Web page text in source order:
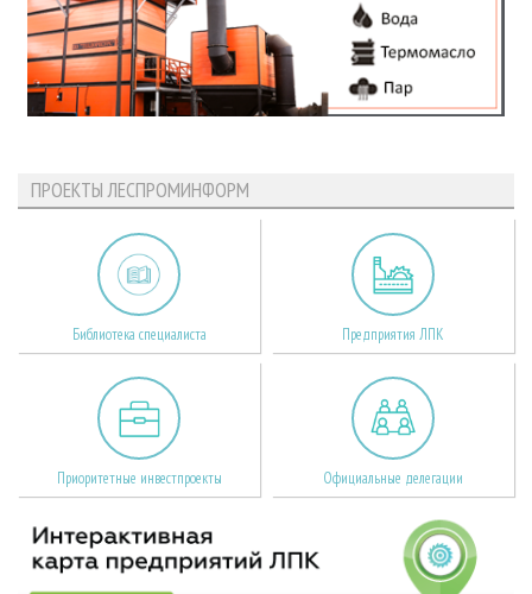
ПРОЕКТЫ ЛЕСПРОМИНФОРМ
Библиотека специалиста Предприятия ЛПК
Приоритетные инвестпроекты Официальные делегации